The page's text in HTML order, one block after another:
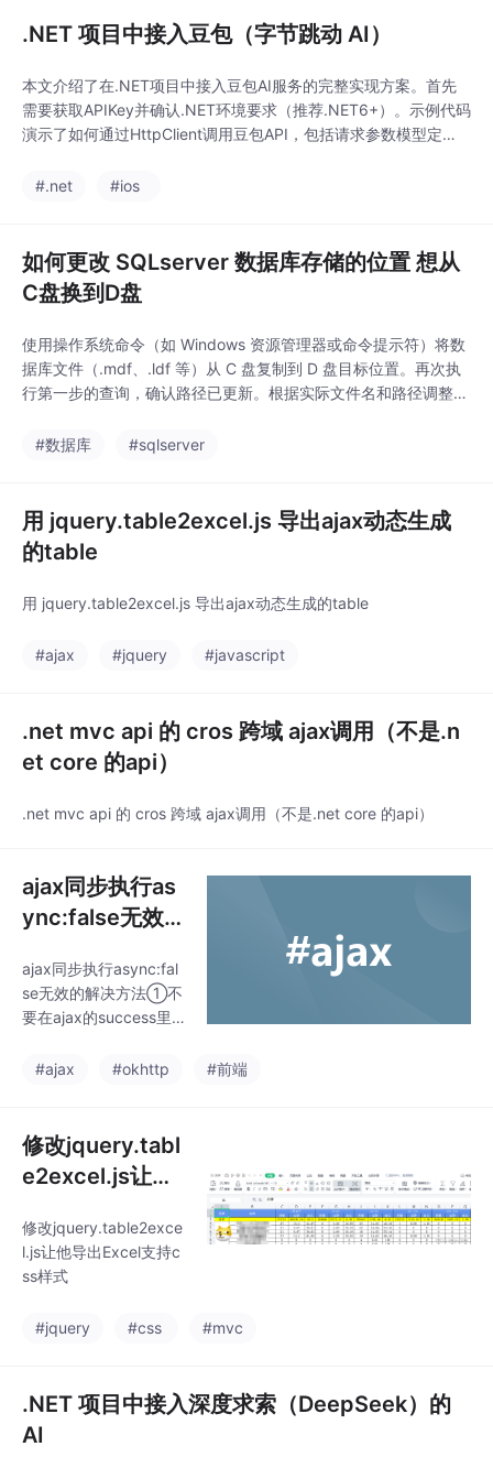
.NET 项目中接入豆包（字节跳动 AI）
本文介绍了在.NET项目中接入豆包AI服务的完整实现方案。首先
需要获取APIKey并确认.NET环境要求（推荐.NET6+）。示例代码
演示了如何通过HttpClient调用豆包API，包括请求参数模型定
配API格式的模型定义、必要的请求头配置、完善的异常处理机
#.net #ios
如何更改 SQLserver 数据库存储的位置 想从
C盘换到D盘
使用操作系统命令（如 Windows 资源管理器或命令提示符）将数
据库文件（.mdf、.ldf 等）从 C 盘复制到 D 盘目标位置。再次执
行第一步的查询，确认路径已更新。根据实际文件名和路径调整上
#数据库
#sqlserver
用 jquery.table2excel.js 导出ajax动态生成
的table
用 jquery.table2excel.js 导出ajax动态生成的table
#ajax #jquery #javascript
.net mvc api 的 cros 跨域 ajax调用（不是.n
et core 的api）
.net mvc api 的 cros 跨域 ajax调用（不是.net core 的api）
ajax同步执行as
ync:false无效
ajax同步执行async:fal
se无效的解决方法①不
要在ajax的success里
不到的！！！②用个变
量！！！就行了③再不
行的话，把ajax的retur
n之后的操作的function
荐
#ajax #okhttp #前端
修改jquery.tabl
e2excel.js让他
ss样式
修改jquery.table2exce
l.js让他导出Excel支持c
ss样式
#jquery #css #mvc
.NET 项目中接入深度求索（DeepSeek）的
AI